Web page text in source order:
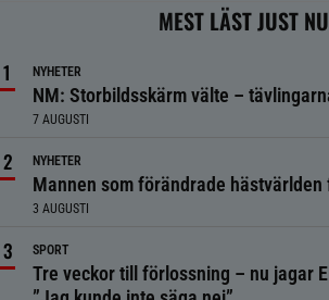
MEST LÄST JUST NU
NYHETER
NM: Storbildsskärm välte –
7 AUGUSTI
NYHETER
Mannen som förändrade hästvärlden
3 AUGUSTI
SPORT
Tre veckor till förlossning – nu jagar